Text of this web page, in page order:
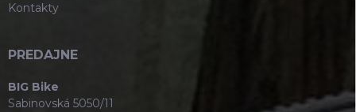
Kontakty
PREDAJNE
BIG Bike
Sabinovská 5050/11